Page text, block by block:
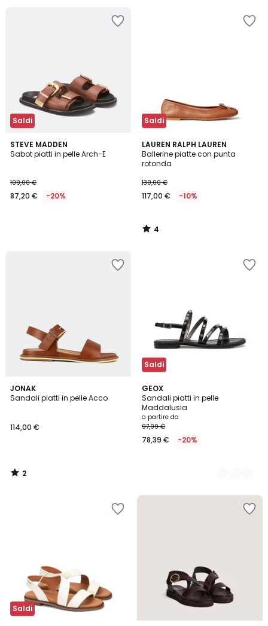
Saldi
STEVE MADDEN
Sabot piatti in pelle Arch-E
109,00 €
87,20 € -20%
Saldi
LAUREN RALPH LAUREN
Ballerine piatte con punta
rotonda
130,00 €
117,00 € -10%
4
/
5
4
/
JONAK
Sandali piatti in pelle Acco
114,00 €
2
/
2
/
Saldi
GEOX
Sandali piatti in pelle
Maddalusia
a partire da
97,99 €
78,39 € -20%
2
Colori
Saldi